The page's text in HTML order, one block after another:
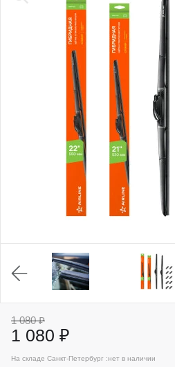
1 080 ₽
1 080 ₽
На складе Санкт-Петербург :нет в наличии